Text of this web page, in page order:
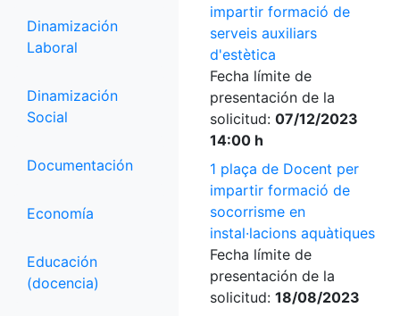
Dinamización
Laboral
Dinamización
Social
Documentación
Economía
Educación
(docencia)
impartir formació de
serveis auxiliars
d'estètica
Fecha límite de
presentación de la
solicitud: 07/12/2023
14:00 h
1 plaça de Docent per
impartir formació de
socorrisme en
instal·lacions aquàtiques
Fecha límite de
presentación de la
solicitud: 18/08/2023